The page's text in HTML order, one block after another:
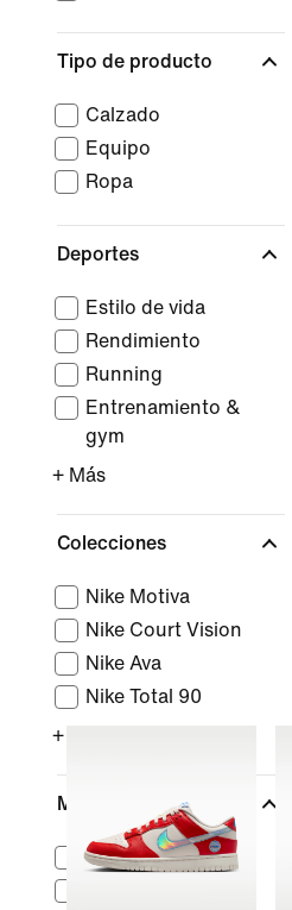
Tipo de producto
Calzado
Equipo
Ropa
Deportes
Estilo de vida
Rendimiento
Running
Entrenamiento &
gym
+ Más
Colecciones
Nike Motiva
Nike Court Vision
Nike Ava
Nike Total 90
+ Más
Marca
Nike Sportswear